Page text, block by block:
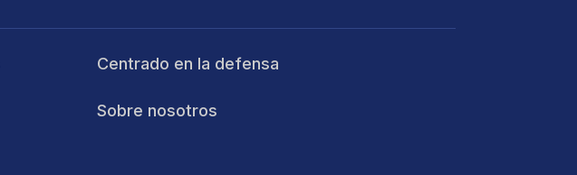
Centrado en la defensa
Sobre nosotros